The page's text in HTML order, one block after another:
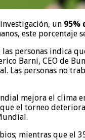
un 95%
este porcentaje
las personas indica
Barni, CEO de
personas no
mejora el clima
el torneo
mientras que el